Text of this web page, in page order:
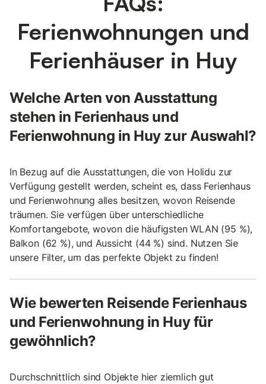
Ferienwohnungen und
Ferienhäuser in Huy
Welche Arten von Ausstattung
stehen in Ferienhaus und
Ferienwohnung in Huy zur Auswahl?
In Bezug auf die Ausstattungen, die von Holidu zur
Verfügung gestellt werden, scheint es, dass Ferienhaus
und Ferienwohnung alles besitzen, wovon Reisende
träumen. Sie verfügen über unterschiedliche
Komfortangebote, wovon die häufigsten WLAN (95 %),
Balkon (62 %), und Aussicht (44 %) sind. Nutzen Sie
unsere Filter, um das perfekte Objekt zu finden!
Wie bewerten Reisende Ferienhaus
und Ferienwohnung in Huy für
gewöhnlich?
Durchschnittlich sind Objekte hier ziemlich gut